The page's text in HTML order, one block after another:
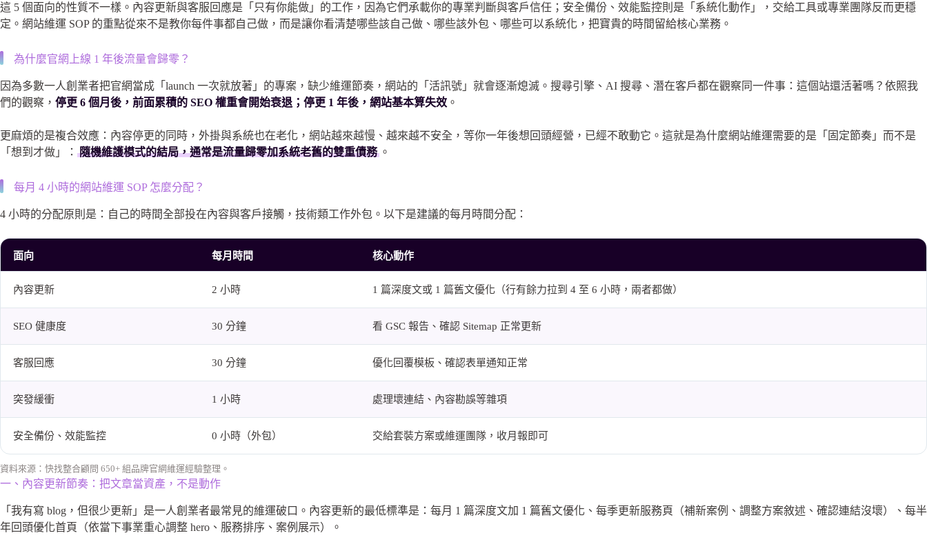
這 5 個面向的性質不一樣。內容更新與客服回應是「只有你能做」的工作，因為它們承載你的專業判斷與客戶信任；安全備份、效能監控則是「系統化動作」，交給工具或專業團隊反而更穩
定。網站維運 SOP 的重點從來不是教你每件事都自己做，而是讓你看清楚哪些該自己做、哪些該外包、哪些可以系統化，把寶貴的時間留給核心業務。
為什麼官網上線 1 年後流量會歸零？
因為多數一人創業者把官網當成「launch 一次就放著」的專案，缺少維運節奏，網站的「活訊號」就會逐漸熄滅。搜尋引擎、AI 搜尋、潛在客戶都在觀察同一件事：這個站還活著嗎？依照我
們的觀察， 停更 6 個月後，前面累積的 SEO 權重會開始衰退；停更 1 年後，網站基本算失效 。
更麻煩的是複合效應：內容停更的同時，外掛與系統也在老化，網站越來越慢、越來越不安全，等你一年後想回頭經營，已經不敢動它。這就是為什麼網站維運需要的是「固定節奏」而不是
「想到才做」： 隨機維護模式的結局，通常是流量歸零加系統老舊的雙重債務 。
每月 4 小時的網站維運 SOP 怎麼分配？
4 小時的分配原則是：自己的時間全部投在內容與客戶接觸，技術類工作外包。以下是建議的每月時間分配：
面向 每月時間 核心動作
內容更新 2 小時 1 篇深度文或 1 篇舊文優化（行有餘力拉到 4 至 6 小時，兩者都做）
SEO 健康度 30 分鐘 看 GSC 報告、確認 Sitemap 正常更新
客服回應 30 分鐘 優化回覆模板、確認表單通知正常
突發緩衝 1 小時 處理壞連結、內容勘誤等雜項
安全備份、效能監控 0 小時（外包） 交給套裝方案或維運團隊，收月報即可
資料來源：快找整合顧問 650+ 組品牌官網維運經驗整理。
一、內容更新節奏：把文章當資產，不是動作
「我有寫 blog，但很少更新」是一人創業者最常見的維運破口。內容更新的最低標準是：每月 1 篇深度文加 1 篇舊文優化、每季更新服務頁（補新案例、調整方案敘述、確認連結沒壞）、每半
年回頭優化首頁（依當下事業重心調整 hero、服務排序、案例展示）。